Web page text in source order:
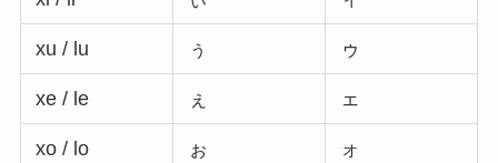
xu / lu ぅ ゥ
xe / le ぇ ェ
xo / lo ぉ ォ